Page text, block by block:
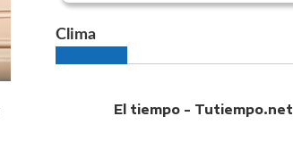
Clima
El tiempo - Tutiempo.net